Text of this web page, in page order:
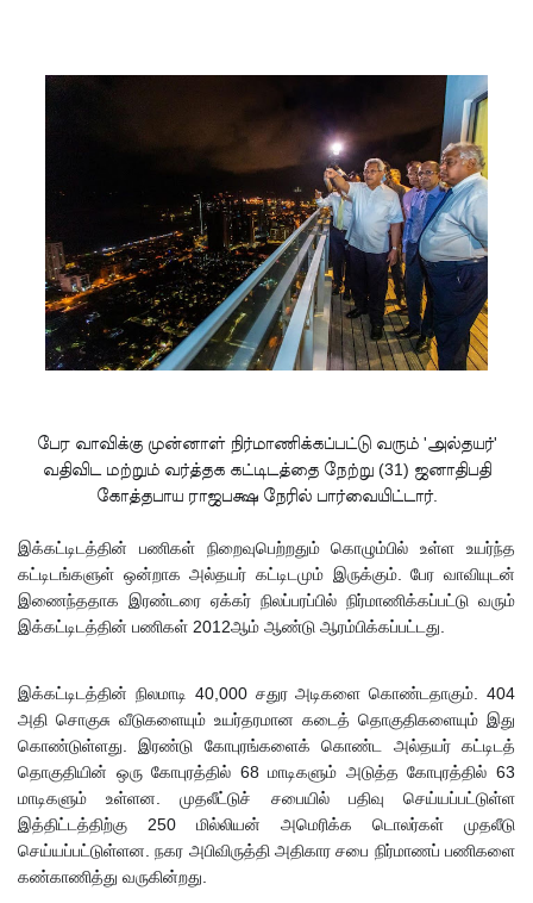
சிறுவர்
வெளியீடு!
மகசின்
சிறைக்கு
ள்
பொருள்
முயன்ற
இருவர்
கைது!
தழுவிய
சோதனை
களில்
தரமற்ற
தலைக்கவ
பேர வாவிக்கு முன்னாள் நிர்மாணிக்கப்பட்டு வரும் 'அல்தயர்'
வதிவிட மற்றும் வர்த்தக கட்டிடத்தை நேற்று (31) ஜனாதிபதி
கோத்தபாய ராஜபக்ஷ நேரில் பார்வையிட்டார்.
இக்கட்டிடத்தின் பணிகள் நிறைவுபெற்றதும் கொழும்பில் உள்ள உயர்ந்த
கட்டிடங்களுள் ஒன்றாக அல்தயர் கட்டிடமும் இருக்கும். பேர வாவியுடன்
இணைந்ததாக இரண்டரை ஏக்கர் நிலப்பரப்பில் நிர்மாணிக்கப்பட்டு வரும்
இக்கட்டிடத்தின் பணிகள் 2012ஆம் ஆண்டு ஆரம்பிக்கப்பட்டது.
இக்கட்டிடத்தின் நிலமாடி 40,000 சதுர அடிகளை கொண்டதாகும். 404
அதி சொகுசு வீடுகளையும் உயர்தரமான கடைத் தொகுதிகளையும் இது
கொண்டுள்ளது. இரண்டு கோபுரங்களைக் கொண்ட அல்தயர் கட்டிடத்
தொகுதியின் ஒரு கோபுரத்தில் 68 மாடிகளும் அடுத்த கோபுரத்தில் 63
மாடிகளும் உள்ளன. முதலீட்டுச் சபையில் பதிவு செய்யப்பட்டுள்ள
இத்திட்டத்திற்கு 250 மில்லியன் அமெரிக்க டொலர்கள் முதலீடு
செய்யப்பட்டுள்ளன. நகர அபிவிருத்தி அதிகார சபை நிர்மாணப் பணிகளை
கண்காணித்து வருகின்றது.